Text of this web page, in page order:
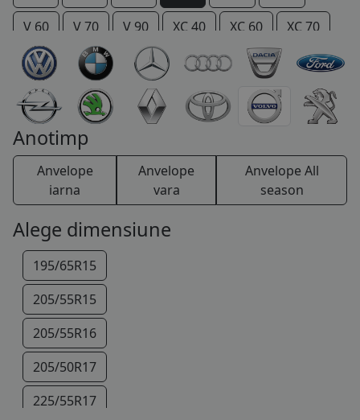
COS ( 0 PRODUSE)
V 60
V 70 V 90 XC 40 XC 60
XC 70
XC 90
Anotimp
Anvelope
iarna
Anvelope
vara
Anvelope All
season
Alege dimensiune
195/65R15
205/55R15
205/55R16
205/50R17
225/55R17